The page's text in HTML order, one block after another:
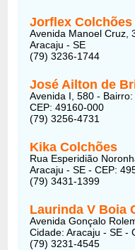
Jorflex Colchões
Avenida Manoel Cruz,
Aracaju - SE
(79) 3236-1744
José Ailton de
Avenida I, 580 -
CEP: 49160-000
(79) 3256-4731
Kika Colchões
Rua Esperidião
Aracaju - SE - CEP:
(79) 3431-1399
Laurinda V Boia
Avenida Gonçalo
Cidade: Aracaju - SE -
(79) 3231-4545